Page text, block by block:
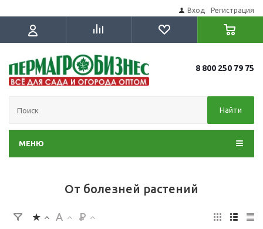
Вход Регистрация
8 800 250 79 75
Найти
МЕНЮ
От болезней растений